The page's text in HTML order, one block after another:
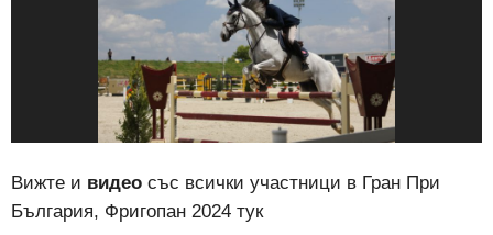
Вижте и видео със всички участници в Гран При
България, Фригопан 2024 тук